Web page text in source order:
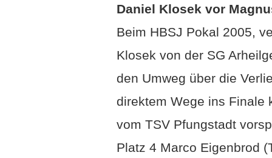
Daniel Klosek vor
Beim HBSJ Pokal 2005,
Klosek von der SG
den Umweg über die
direktem Wege ins
vom TSV Pfungstadt
Platz 4 Marco Eigenbrod